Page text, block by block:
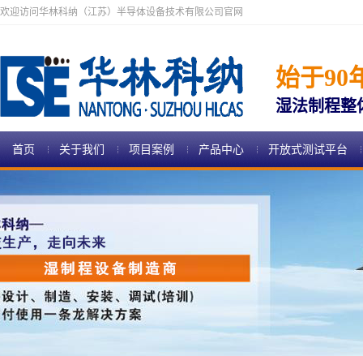
欢迎访问华林科纳（江苏）半导体设备技术有限公司官网
始于90
湿法制程整
首页 关于我们 项目案例 产品中心 开放式测试平台